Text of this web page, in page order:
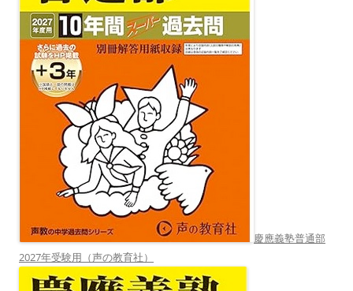
慶應義塾普通部
2027年受験用（声の教育社）